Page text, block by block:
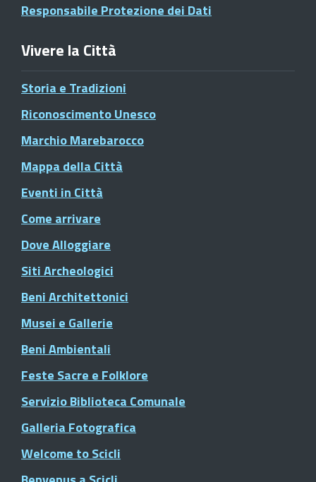
Responsabile Protezione dei Dati
Vivere la Città
Storia e Tradizioni
Riconoscimento Unesco
Marchio Marebarocco
Mappa della Città
Eventi in Città
Come arrivare
Dove Alloggiare
Siti Archeologici
Beni Architettonici
Musei e Gallerie
Beni Ambientali
Feste Sacre e Folklore
Servizio Biblioteca Comunale
Galleria Fotografica
Welcome to Scicli